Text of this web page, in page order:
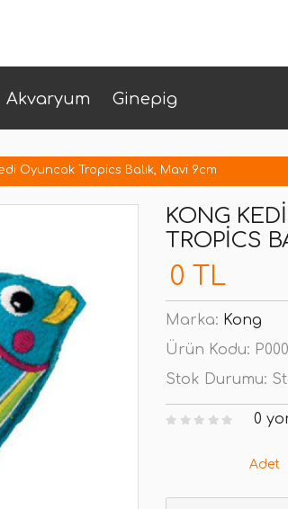
Akvaryum Ginepig
Oyuncak Tropics Balık, Mavi 9cm
KONG
TROPICS
0 TL
Marka: Kong
Ürün Kodu:
Stok Durumu:
0
Adet